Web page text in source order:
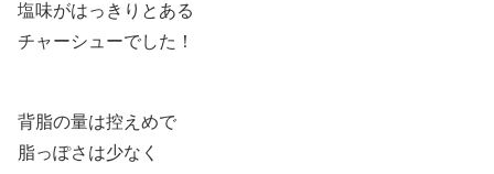
塩味がはっきりとある
チャーシューでした！
背脂の量は控えめで
脂っぽさは少なく